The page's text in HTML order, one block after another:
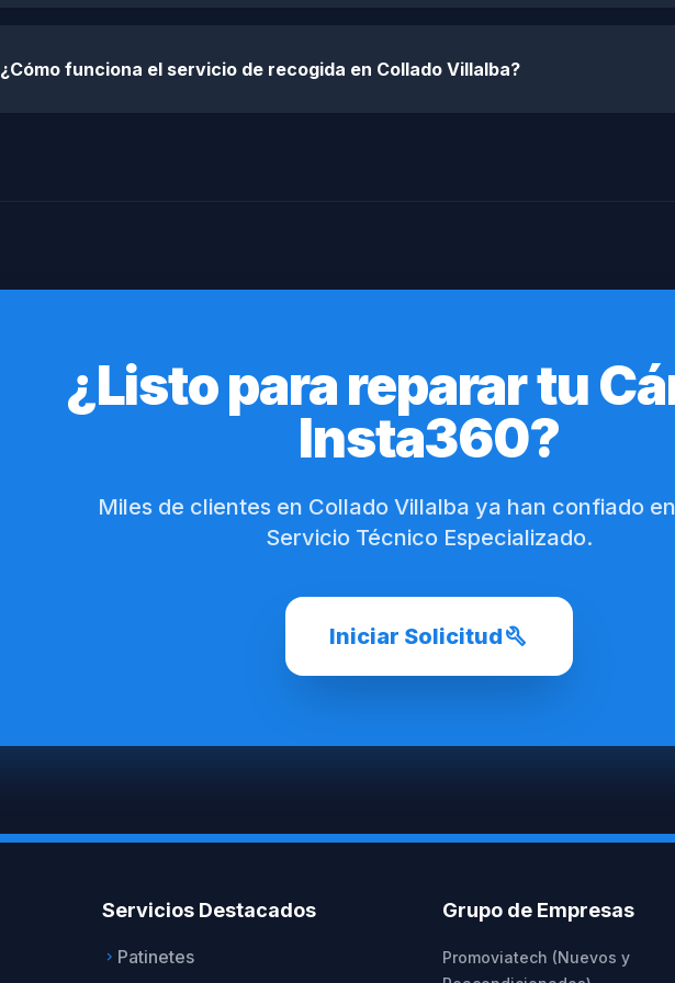
¿Cómo funciona el servicio de recogida en Collado Villalba?
¿Listo para reparar tu
Insta360?
Miles de clientes en Collado Villalba ya han confiado
Servicio Técnico Especializado.
Iniciar Solicitudbuild
Servicios Destacados
keyboard_arrow_right Patinetes
Grupo de Empresas
Promoviatech (Nuevos y